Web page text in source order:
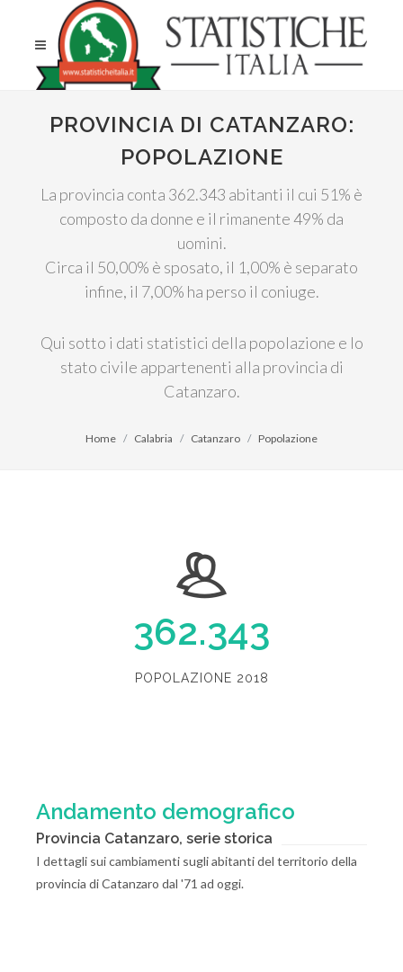
PROVINCIA DI CATANZARO:
POPOLAZIONE
La provincia conta 362.343 abitanti il cui 51% è
composto da donne e il rimanente 49% da
uomini.
Circa il 50,00% è sposato, il 1,00% è separato
infine, il 7,00% ha perso il coniuge.
Qui sotto i dati statistici della popolazione e lo
stato civile appartenenti alla provincia di
Catanzaro.
Home Calabria Catanzaro Popolazione
362.343
POPOLAZIONE 2018
Andamento demografico
Provincia Catanzaro, serie storica
I dettagli sui cambiamenti sugli abitanti del territorio della
provincia di Catanzaro dal '71 ad oggi.